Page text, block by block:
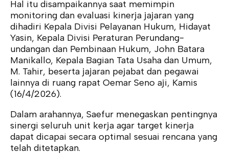
Hal itu disampaikannya saat memimpin
monitoring dan evaluasi kinerja jajaran yang
dihadiri Kepala Divisi Pelayanan Hukum, Hidayat
Yasin, Kepala Divisi Peraturan Perundang-
undangan dan Pembinaan Hukum, John Batara
Manikallo, Kepala Bagian Tata Usaha dan Umum,
M. Tahir, beserta jajaran pejabat dan pegawai
lainnya di ruang rapat Oemar Seno aji, Kamis
(16/4/2026).
Dalam arahannya, Saefur menegaskan pentingnya
sinergi seluruh unit kerja agar target kinerja
dapat dicapai secara optimal sesuai rencana yang
telah ditetapkan.